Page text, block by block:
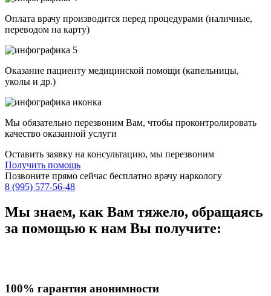
Оплата врачу производится перед процедурами (наличные,
переводом на карту)
Оказание пациенту медицинской помощи (капельницы,
уколы и др.)
Мы обязательно перезвоним Вам, чтобы проконтролировать
качество оказанной услуги
Оставить заявку на консультацию, мы перезвоним
Получить помощь
Позвоните прямо сейчас бесплатно врачу наркологу
8 (995) 577-56-48
Мы знаем, как Вам тяжело, обращаясь
за помощью к нам Вы получите:
100% гарантия анонимности